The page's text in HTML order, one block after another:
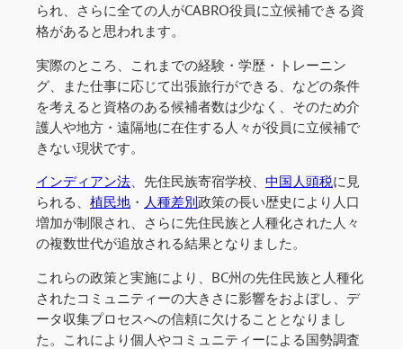
られ、さらに全ての人がCABRO役員に立候補できる資
格があると思われます。
実際のところ、これまでの経験・学歴・トレーニン
グ、また仕事に応じて出張旅行ができる、などの条件
を考えると資格のある候補者数は少なく、そのため介
護人や地方・遠隔地に在住する人々が役員に立候補で
きない現状です。
インディアン法、先住民族寄宿学校、 中国人頭税に見
られる、 植民地 ・ 人種差別政策の長い歴史により人口
増加が制限され、さらに先住民族と人種化された人々
の複数世代が追放される結果となりました。
これらの政策と実施により、BC州の先住民族と人種化
されたコミュニティーの大きさに影響をおよぼし、デ
ータ収集プロセスへの信頼に欠けることとなりまし
た。これにより個人やコミュニティーによる国勢調査